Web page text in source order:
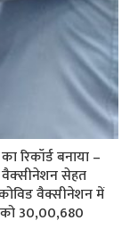
बनाया –
वैक्‍सीनेशन सेहत
वैक्सीनेशन में
को 30,00,680